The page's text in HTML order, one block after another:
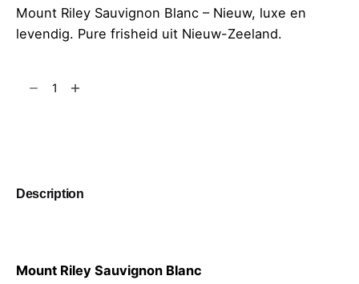
Mount Riley Sauvignon Blanc – Nieuw, luxe en
levendig. Pure frisheid uit Nieuw-Zeeland.
Description
Mount Riley Sauvignon Blanc